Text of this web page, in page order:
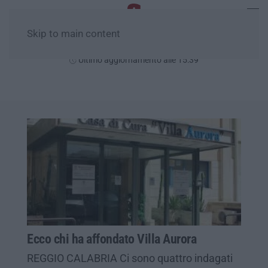
Skip to main content
Ultimo aggiornamento alle 15:39
Ecco chi ha affondato Villa Aurora
REGGIO CALABRIA Ci sono quattro indagati